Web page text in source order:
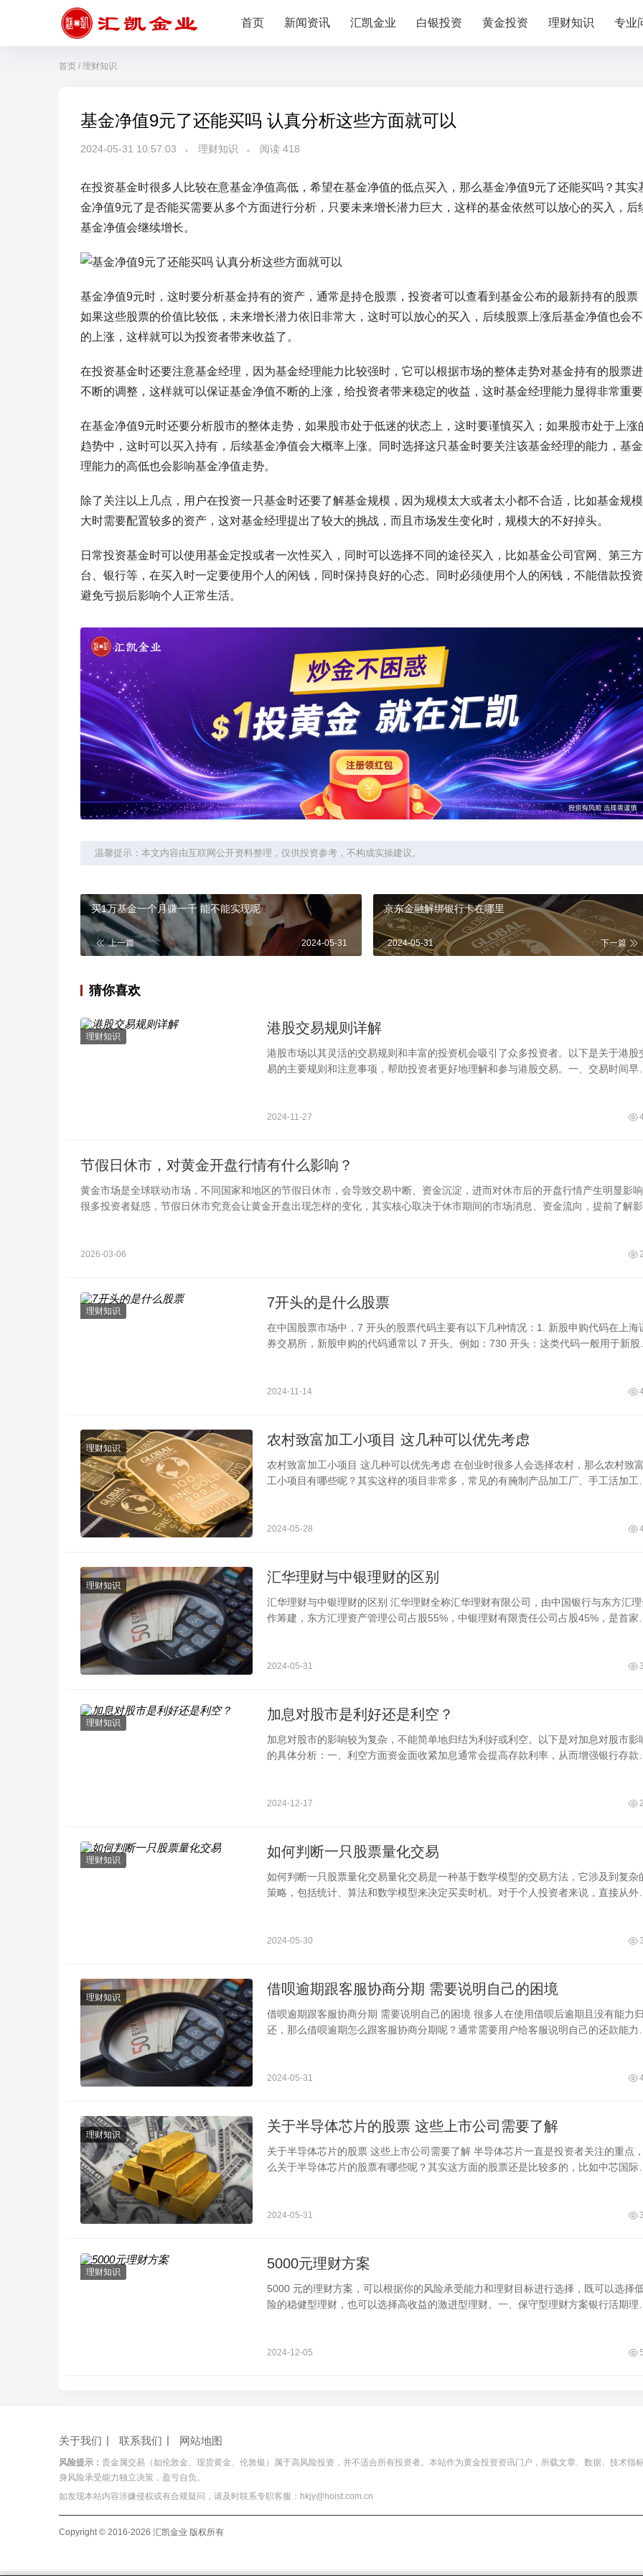
首页 新闻资讯 汇凯金业 白银投资 黄金投资 理财知识 专业
首页 / 理财知识
基金净值9元了还能买吗 认真分析这些方面就可以
2024-05-31 10:57:03 理财知识 阅读 418
在投资基金时很多人比较在意基金净值高低，希望在基金净值的低点买入，那么基金净值9元了还能买吗？其实
金净值9元了是否能买需要从多个方面进行分析，只要未来增长潜力巨大，这样的基金依然可以放心的买入，后
基金净值会继续增长。
基金净值9元时，这时要分析基金持有的资产，通常是持仓股票，投资者可以查看到基金公布的最新持有的股票
如果这些股票的价值比较低，未来增长潜力依旧非常大，这时可以放心的买入，后续股票上涨后基金净值也会
的上涨，这样就可以为投资者带来收益了。
在投资基金时还要注意基金经理，因为基金经理能力比较强时，它可以根据市场的整体走势对基金持有的股票
不断的调整，这样就可以保证基金净值不断的上涨，给投资者带来稳定的收益，这时基金经理能力显得非常重要
在基金净值9元时还要分析股市的整体走势，如果股市处于低迷的状态上，这时要谨慎买入；如果股市处于上涨
趋势中，这时可以买入持有，后续基金净值会大概率上涨。同时选择这只基金时要关注该基金经理的能力，基
理能力的高低也会影响基金净值走势。
除了关注以上几点，用户在投资一只基金时还要了解基金规模，因为规模太大或者太小都不合适，比如基金规
大时需要配置较多的资产，这对基金经理提出了较大的挑战，而且市场发生变化时，规模大的不好掉头。
日常投资基金时可以使用基金定投或者一次性买入，同时可以选择不同的途径买入，比如基金公司官网、第三
台、银行等，在买入时一定要使用个人的闲钱，同时保持良好的心态。同时必须使用个人的闲钱，不能借款投资
避免亏损后影响个人正常生活。
温馨提示：本文内容由互联网公开资料整理，仅供投资参考，不构成实操建议。
买1万基金一个月赚一千 能不能实现呢
上一篇 2024-05-31
京东金融解绑银行卡在哪里
2024-05-31 下一篇
猜你喜欢
理财知识
港股交易规则详解
港股市场以其灵活的交易规则和丰富的投资机会吸引了众多投资者。以下是关于港股
易的主要规则和注意事项，帮助投资者更好地理解和参与港股交易。一、交易时间早盘
2024-11-27
节假日休市，对黄金开盘行情有什么影响？
黄金市场是全球联动市场，不同国家和地区的节假日休市，会导致交易中断、资金沉淀，进而对休市后的开盘行情产生明显影响
很多投资者疑惑，节假日休市究竟会让黄金开盘出现怎样的变化，其实核心取决于休市期间的市场消息、资金流向，提前了解影
2026-03-06
理财知识
7开头的是什么股票
在中国股票市场中，7 开头的股票代码主要有以下几种情况：1. 新股申购代码在上海
券交易所，新股申购的代码通常以 7 开头。例如：730 开头：这类代码一般用于新股
2024-11-14
理财知识
农村致富加工小项目 这几种可以优先考虑
农村致富加工小项目 这几种可以优先考虑 在创业时很多人会选择农村，那么农村致富加
工小项目有哪些呢？其实这样的项目非常多，常见的有腌制产品加工厂、手工活加工
2024-05-28
理财知识
汇华理财与中银理财的区别
汇华理财与中银理财的区别 汇华理财全称汇华理财有限公司，由中国银行与东方汇理
作筹建，东方汇理资产管理公司占股55%，中银理财有限责任公司占股45%，是首家获
2024-05-31
理财知识
加息对股市是利好还是利空？
加息对股市的影响较为复杂，不能简单地归结为利好或利空。以下是对加息对股市影
的具体分析：一、利空方面资金面收紧加息通常会提高存款利率，从而增强银行存款对
2024-12-17
理财知识
如何判断一只股票量化交易
如何判断一只股票量化交易量化交易是一种基于数学模型的交易方法，它涉及到复杂
策略，包括统计、算法和数学模型来决定买卖时机。对于个人投资者来说，直接从外部
2024-05-30
理财知识
借呗逾期跟客服协商分期 需要说明自己的困境
借呗逾期跟客服协商分期 需要说明自己的困境 很多人在使用借呗后逾期且没有能力归
还，那么借呗逾期怎么跟客服协商分期呢？通常需要用户给客服说明自己的还款能力出
2024-05-31
理财知识
关于半导体芯片的股票 这些上市公司需要了解
关于半导体芯片的股票 这些上市公司需要了解 半导体芯片一直是投资者关注的重点，那
么关于半导体芯片的股票有哪些呢？其实这方面的股票还是比较多的，比如中芯国际、
2024-05-31
理财知识
5000元理财方案
5000 元的理财方案，可以根据你的风险承受能力和理财目标进行选择，既可以选择
险的稳健型理财，也可以选择高收益的激进型理财。一、保守型理财方案银行活期理
2024-12-05
关于我们 联系我们 网站地图
风险提示： 贵金属交易（如伦敦金、现货黄金、伦敦银）属于高风险投资，并不适合所有投资者。本站作为黄金投资资讯门户，所载文章、数据、技术指
身风险承受能力独立决策，盈亏自负。
如发现本站内容涉嫌侵权或有合规疑问，请及时联系专职客服：hkjy@hoist.com.cn
Copyright © 2016-2026 汇凯金业 版权所有